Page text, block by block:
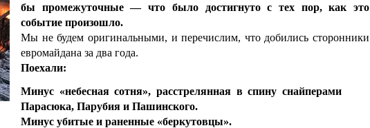
бы промежуточные — что было достигнуто с тех пор, как это
событие произошло.
Мы не будем оригинальными, и перечислим, что добились сторонники
евромайдана за два года.
Поехали:
Минус «небесная сотня», расстрелянная в спину снайперами
Парасюка, Парубия и Пашинского.
Минус убитые и раненные «беркутовцы».